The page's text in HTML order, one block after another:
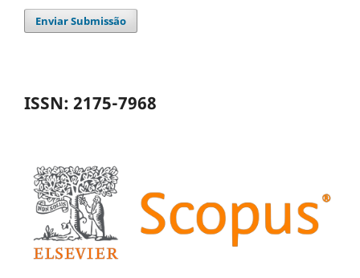
Enviar Submissão
ISSN: 2175-7968